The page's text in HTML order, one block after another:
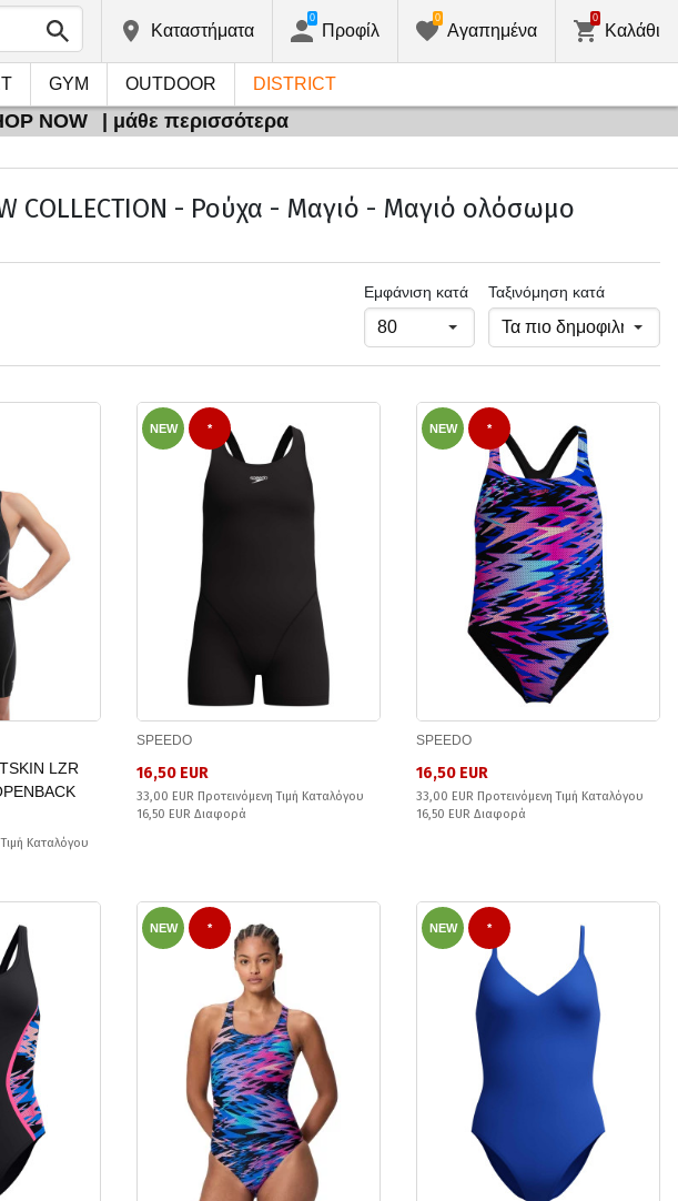
Kαταστήματα Προφίλ
0
Αγαπημένα
0
Καλάθι
0
GYM OUTDOOR DISTRICT
NOW | μάθε περισσότερα
COLLECTION - Ρούχα - Μαγιό - Μαγιό ολόσωμο
Εμφάνιση κατά Ταξινόμηση κατά
LZR
Καταλόγου
NEW *
SPEEDO
16,50 EUR
33,00 EUR Προτεινόμενη Τιμή Καταλόγου
16,50 EUR Διαφορά
NEW *
SPEEDO
16,50 EUR
33,00 EUR Προτεινόμενη Τιμή Καταλόγου
16,50 EUR Διαφορά
NEW * NEW *